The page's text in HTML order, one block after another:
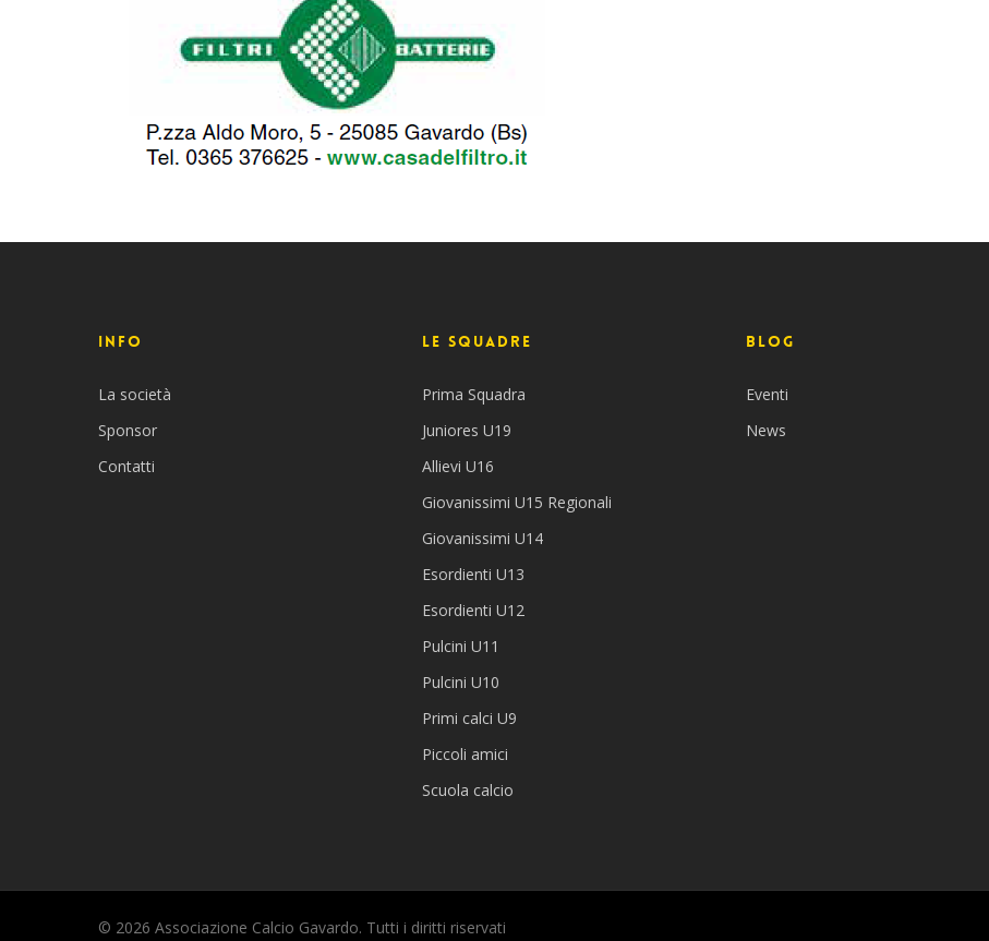
INFO
La società
Sponsor
Contatti
Le Squadre
Prima Squadra
Juniores U19
Allievi U16
Giovanissimi U15 Regionali
Giovanissimi U14
Esordienti U13
Esordienti U12
Pulcini U11
Pulcini U10
Primi calci U9
Piccoli amici
Scuola calcio
BLOG
Eventi
News
© 2026 Associazione Calcio Gavardo. Tutti i diritti riservati